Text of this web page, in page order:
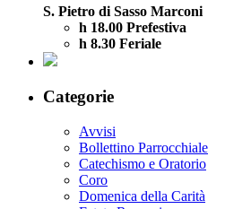
S. Pietro di Sasso Marconi
h 18.00 Prefestiva
h 8.30 Feriale
Categorie
Avvisi
Bollettino Parrocchiale
Catechismo e Oratorio
Coro
Domenica della Carità